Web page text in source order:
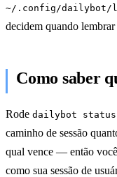
~/.config/dailybot/
decidem quando lembrar
Como saber
Rode dailybot
caminho de sessão
qual vence — então você
como sua sessão de